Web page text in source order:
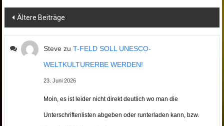
Beitragsnavigation
Ältere Beiträge
Steve zuT-FELD SOLL UNESCO-
WELTKULTURERBE WERDEN!
23. Juni 2026
Moin, es ist leider nicht direkt deutlich wo man die
Unterschriftenlisten abgeben oder runterladen kann, bzw.